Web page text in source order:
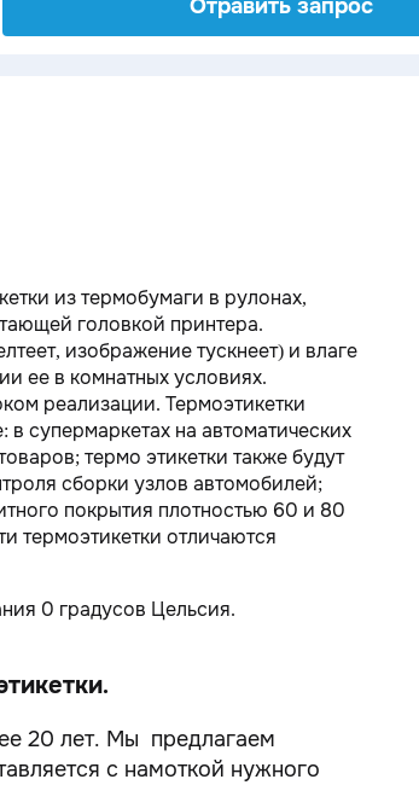
Отравить запрос
из термобумаги в рулонах,
головкой принтера.
изображение тускнеет) и влаге
ее в комнатных условиях.
реализации. Термоэтикетки
супермаркетах на автоматических
термо этикетки также будут
сборки узлов автомобилей;
покрытия плотностью 60 и 80
термоэтикетки отличаются
0 градусов Цельсия.
20 лет. Мы предлагаем
с намоткой нужного